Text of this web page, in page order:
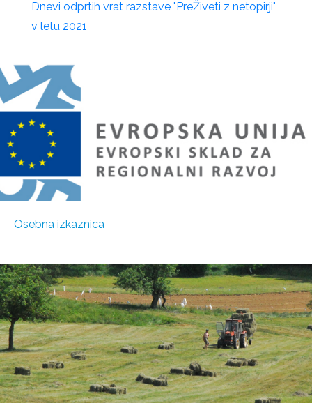
Dnevi odprtih vrat razstave "PreŽiveti z netopirji"
v letu 2021
Osebna izkaznica